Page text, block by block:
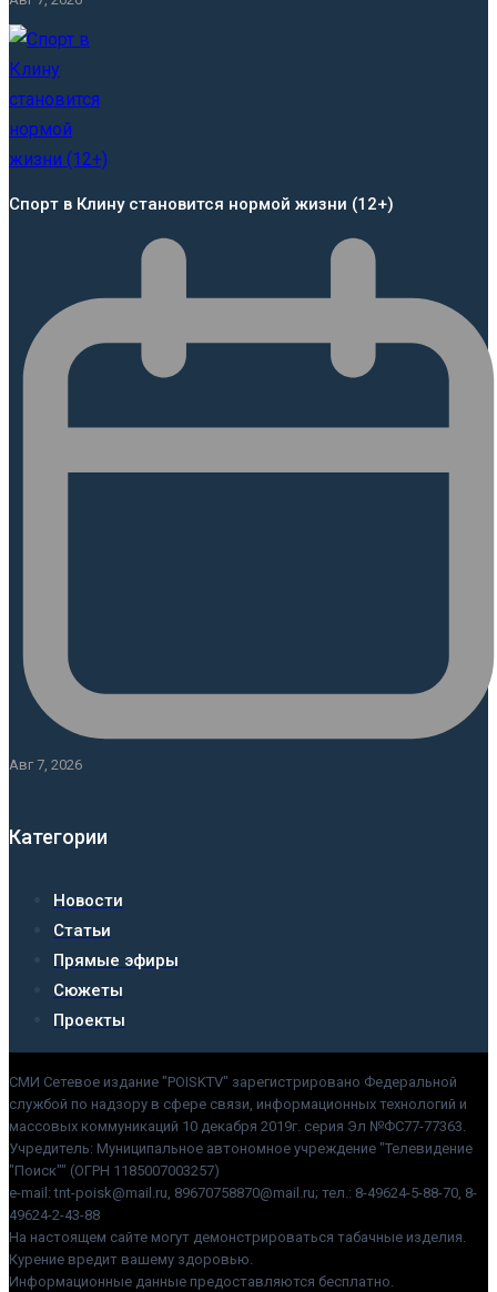
Спорт в Клину становится нормой жизни (12+)
Авг 7, 2026
Категории
Новости
Статьи
Прямые эфиры
Сюжеты
Проекты
СМИ Сетевое издание "POISKTV" зарегистрировано Федеральной
службой по надзору в сфере связи, информационных технологий и
массовых коммуникаций 10 декабря 2019г. серия Эл №ФС77-77363.
Учредитель: Муниципальное автономное учреждение "Телевидение
"Поиск"" (ОГРН 1185007003257)
e-mail: tnt-poisk@mail.ru, 89670758870@mail.ru; тел.: 8-49624-5-88-70, 8-
49624-2-43-88
На настоящем сайте могут демонстрироваться табачные изделия.
Курение вредит вашему здоровью.
Информационные данные предоставляются бесплатно.